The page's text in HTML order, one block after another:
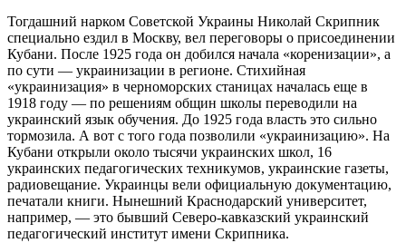
Тогдашний нарком Советской Украины Николай Скрипник
специально ездил в Москву, вел переговоры о присоединении
Кубани. После 1925 года он добился начала «коренизации», а
по сути — украинизации в регионе. Стихийная
«украинизация» в черноморских станицах началась еще в
1918 году — по решениям общин школы переводили на
украинский язык обучения. До 1925 года власть это сильно
тормозила. А вот с того года позволили «украинизацию». На
Кубани открыли около тысячи украинских школ, 16
украинских педагогических техникумов, украинские газеты,
радиовещание. Украинцы вели официальную документацию,
печатали книги. Нынешний Краснодарский университет,
например, — это бывший Северо-кавказский украинский
педагогический институт имени Скрипника.